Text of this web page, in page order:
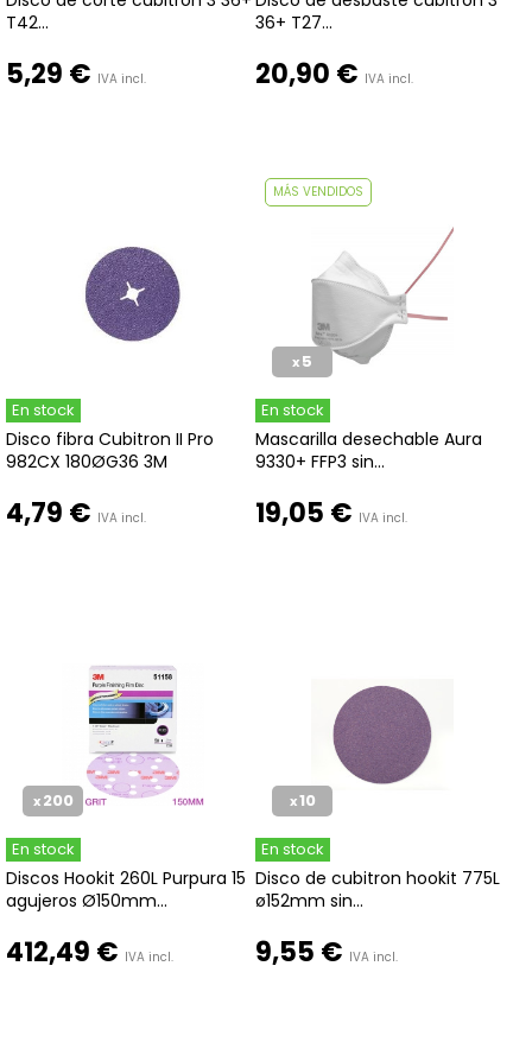
T42...
5,29 € IVA incl.
36+ T27...
20,90 € IVA incl.
En stock
Disco fibra Cubitron II Pro
982CX 180ØG36 3M
4,79 € IVA incl.
MÁS VENDIDOS
x5
En stock
Mascarilla desechable Aura
9330+ FFP3 sin...
19,05 € IVA incl.
x 200
En stock
Discos Hookit 260L Purpura 15
agujeros Ø150mm...
412,49 € IVA incl.
x10
En stock
Disco de cubitron hookit 775L
ø152mm sin...
9,55 € IVA incl.